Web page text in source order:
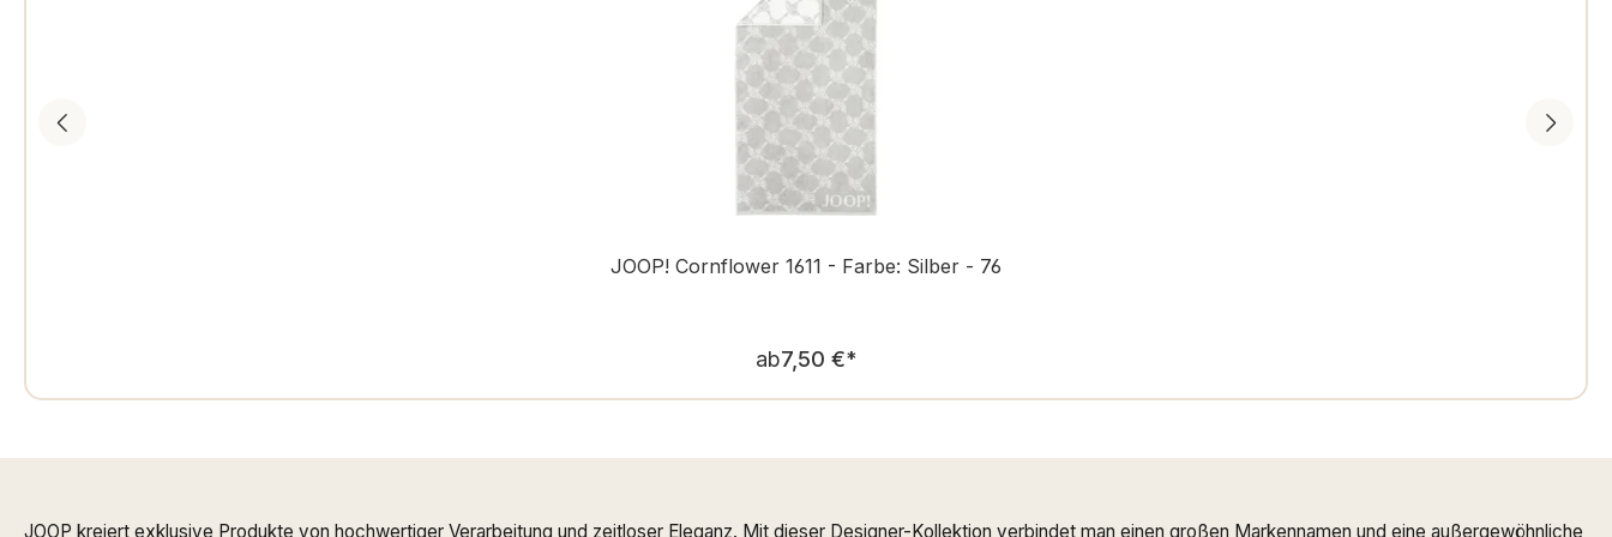
JOOP! Cornflower 1611 - Farbe: Silber - 76
Regulärer Preis:
ab7,50 €*
JOOP kreiert exklusive Produkte von hochwertiger Verarbeitung und zeitloser Eleganz. Mit dieser Designer-Kollektion verbindet man einen großen Markennamen und eine außergewöhnliche